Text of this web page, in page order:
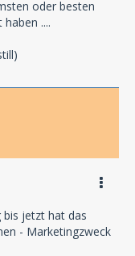
oder besten
....
bis jetzt hat das
- Marketingzweck